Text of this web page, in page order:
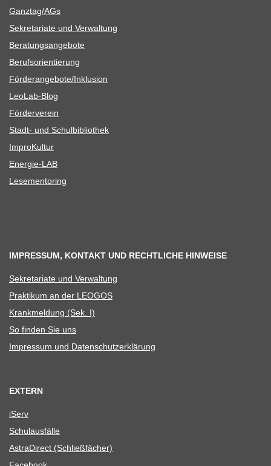
Ganztag/​​AGs
Sekre­ta­riate und Verwaltung
Bera­tungs­an­ge­bote
Berufs­ori­en­tie­rung
Förderangebote/​​Inklusion
Leo­Lab-Blog
För­der­ver­ein
Stadt- und Schulbibliothek
Impro­Kul­tur
Ener­­gie-LAB
Lese­men­to­ring
IMPRESSUM, KONTAKT UND RECHTLICHE HINWEISE
Sekre­ta­riate und Verwaltung
Prak­ti­kum an der LEOGOS
Krank­mel­dung (Sek. I)
So fin­den Sie uns
Impres­sum und Datenschutzerklärung
EXTERN
iServ
Schul­aus­fälle
Astra­Di­rect (Schließ­fä­cher)